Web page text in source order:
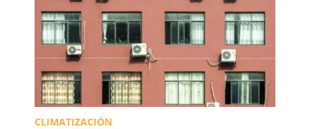
CLIMATIZACIÓN